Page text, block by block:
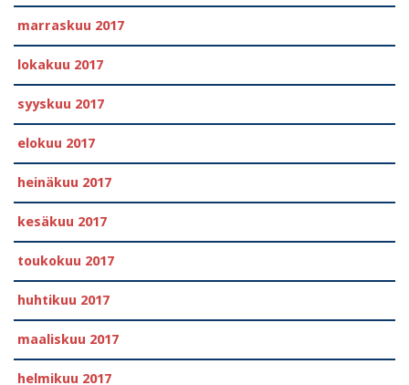
marraskuu 2017
lokakuu 2017
syyskuu 2017
elokuu 2017
heinäkuu 2017
kesäkuu 2017
toukokuu 2017
huhtikuu 2017
maaliskuu 2017
helmikuu 2017